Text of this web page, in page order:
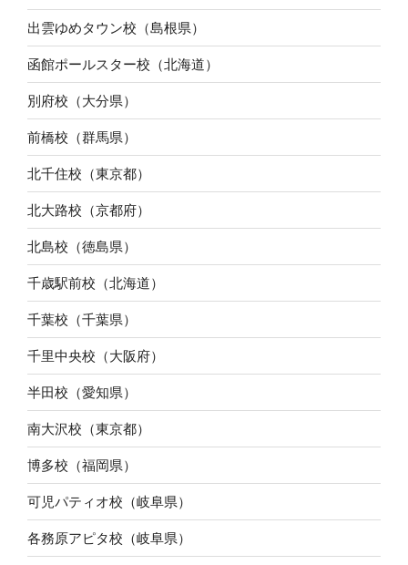
出雲ゆめタウン校（島根県）
函館ポールスター校（北海道）
別府校（大分県）
前橋校（群馬県）
北千住校（東京都）
北大路校（京都府）
北島校（徳島県）
千歳駅前校（北海道）
千葉校（千葉県）
千里中央校（大阪府）
半田校（愛知県）
南大沢校（東京都）
博多校（福岡県）
可児パティオ校（岐阜県）
各務原アピタ校（岐阜県）